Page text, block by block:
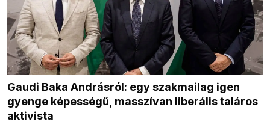
Gaudi Baka Andrásról: egy szakmailag igen
gyenge képességű, masszívan liberális taláros
aktivista